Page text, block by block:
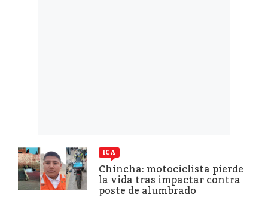
ICA
Chincha: motociclista pierde
la vida tras impactar contra
poste de alumbrado